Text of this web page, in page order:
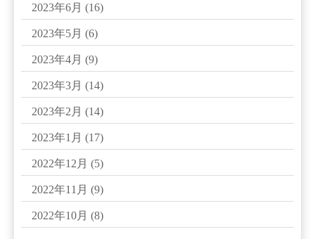
2023年6月 (16)
2023年5月 (6)
2023年4月 (9)
2023年3月 (14)
2023年2月 (14)
2023年1月 (17)
2022年12月 (5)
2022年11月 (9)
2022年10月 (8)